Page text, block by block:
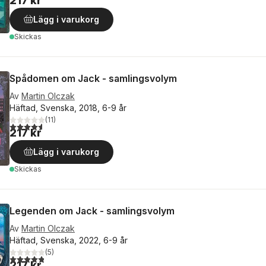
Lägg i varukorg
Skickas
Spådomen om Jack - samlingsvolym
Av Martin Olczak
Häftad, Svenska, 2018, 6-9 år
4,6utav 5 stjärnor. Totalt antal röster:
(11)
217 kr
Lägg i varukorg
Skickas
Legenden om Jack - samlingsvolym
Av Martin Olczak
Häftad, Svenska, 2022, 6-9 år
4,8utav 5 stjärnor. Totalt antal röster:
(5)